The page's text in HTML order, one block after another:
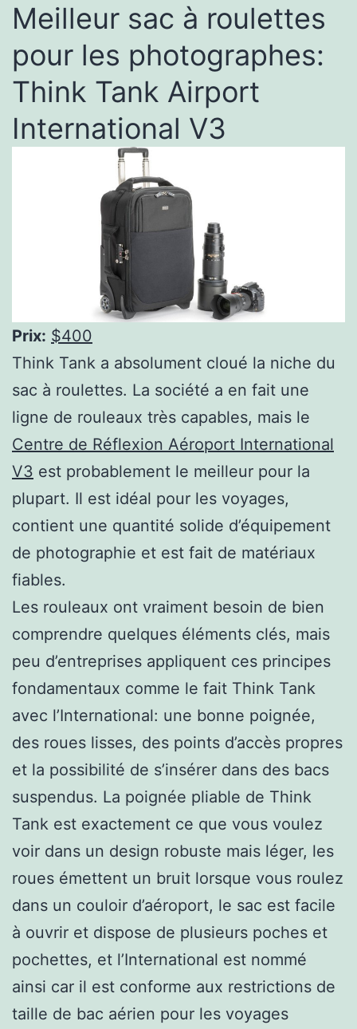
Meilleur sac à roulettes
pour les photographes:
Think Tank Airport
International V3
Prix: $400
Think Tank a absolument cloué la niche du
sac à roulettes. La société a en fait une
ligne de rouleaux très capables, mais le
Centre de Réflexion Aéroport International
V3 est probablement le meilleur pour la
plupart. Il est idéal pour les voyages,
contient une quantité solide d’équipement
de photographie et est fait de matériaux
fiables.
Les rouleaux ont vraiment besoin de bien
comprendre quelques éléments clés, mais
peu d’entreprises appliquent ces principes
fondamentaux comme le fait Think Tank
avec l’International: une bonne poignée,
des roues lisses, des points d’accès propres
et la possibilité de s’insérer dans des bacs
suspendus. La poignée pliable de Think
Tank est exactement ce que vous voulez
voir dans un design robuste mais léger, les
roues émettent un bruit lorsque vous roulez
dans un couloir d’aéroport, le sac est facile
à ouvrir et dispose de plusieurs poches et
pochettes, et l’International est nommé
ainsi car il est conforme aux restrictions de
taille de bac aérien pour les voyages